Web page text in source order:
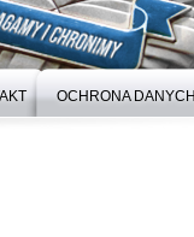
OCHRONA DANYCH